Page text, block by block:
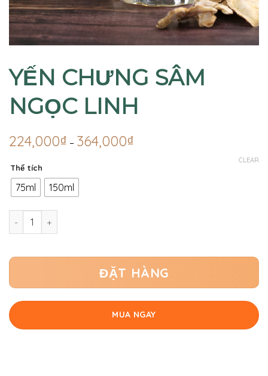
YẾN CHƯNG SÂM
NGỌC LINH
224,000₫ – 364,000₫
Thể tích
75ml 150ml
CLEAR
YẾN CHƯNG SÂM NGỌC LINH quantity
ĐẶT HÀNG
MUA NGAY